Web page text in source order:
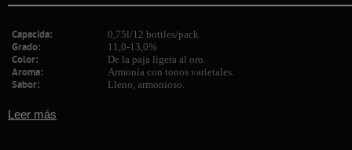
Capacida: 0,75l/12 bottles/pack.
Grado: 11,0-13,0%
Color: De la paja ligera al oro.
Aroma: Armonía con tonos varietales.
Sabor: Lleno, armonioso.
Leer más